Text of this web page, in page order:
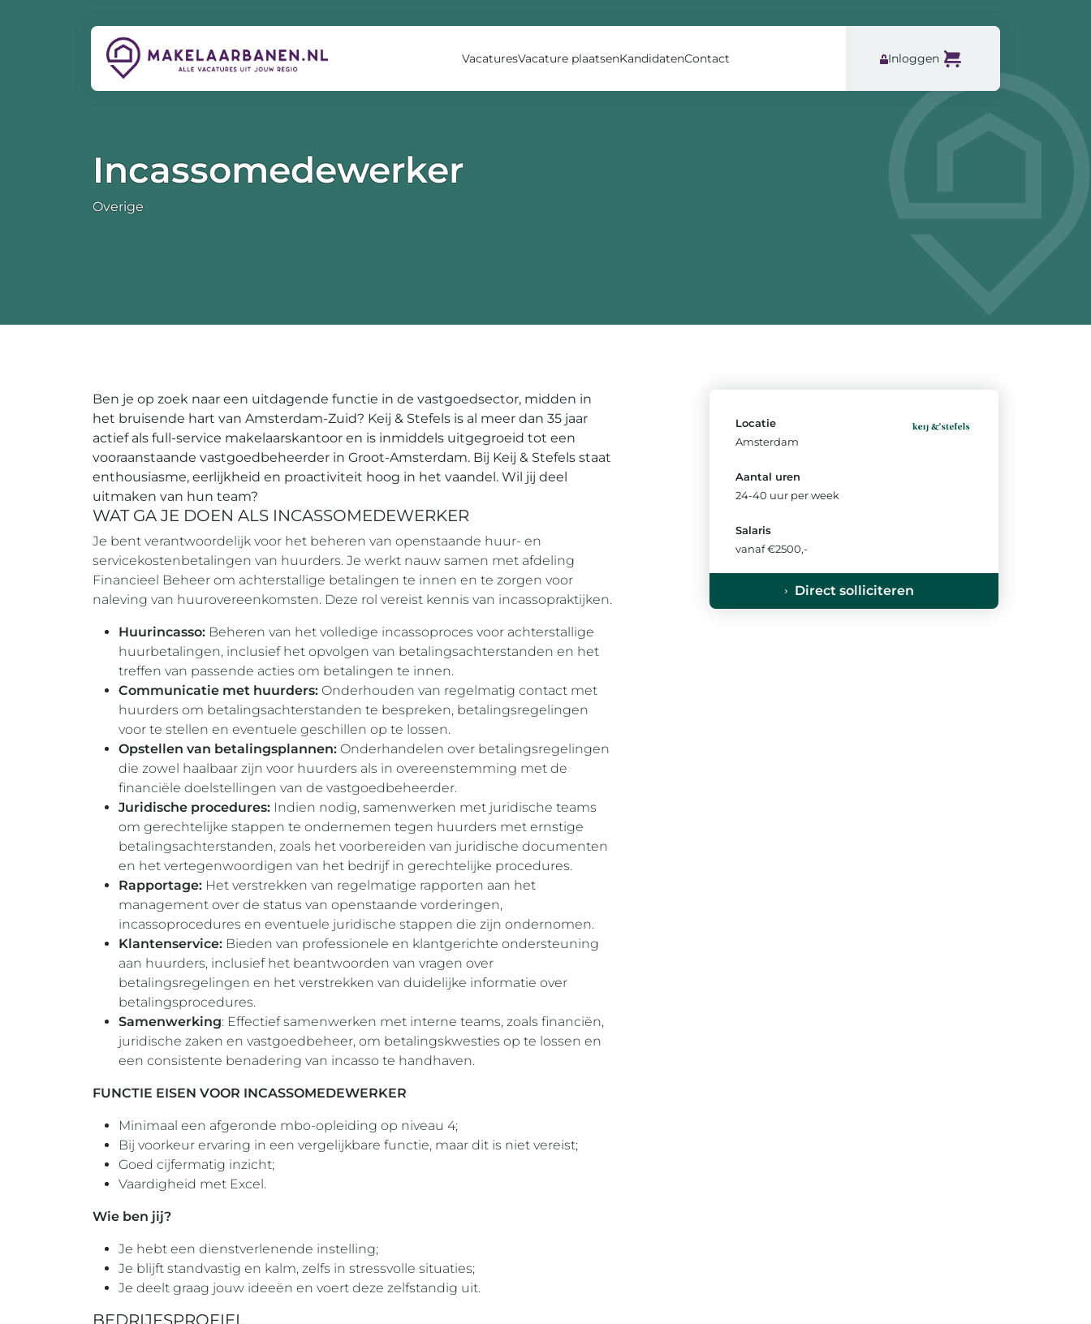
VacaturesVacature plaatsenKandidatenContact Inloggen
Incassomedewerker
Overige
Ben je op zoek naar een uitdagende functie in de vastgoedsector, midden in
het bruisende hart van Amsterdam-Zuid? Keij & Stefels is al meer dan 35 jaar
actief als full-service makelaarskantoor en is inmiddels uitgegroeid tot een
vooraanstaande vastgoedbeheerder in Groot-Amsterdam. Bij Keij & Stefels staat
enthousiasme, eerlijkheid en proactiviteit hoog in het vaandel. Wil jij deel
uitmaken van hun team?
WAT GA JE DOEN ALS INCASSOMEDEWERKER
Je bent verantwoordelijk voor het beheren van openstaande huur- en
servicekostenbetalingen van huurders. Je werkt nauw samen met afdeling
Financieel Beheer om achterstallige betalingen te innen en te zorgen voor
naleving van huurovereenkomsten. Deze rol vereist kennis van incassopraktijken.
Huurincasso: Beheren van het volledige incassoproces voor achterstallige
huurbetalingen, inclusief het opvolgen van betalingsachterstanden en het
treffen van passende acties om betalingen te innen.
Communicatie met huurders: Onderhouden van regelmatig contact met
huurders om betalingsachterstanden te bespreken, betalingsregelingen
voor te stellen en eventuele geschillen op te lossen.
Opstellen van betalingsplannen: Onderhandelen over betalingsregelingen
die zowel haalbaar zijn voor huurders als in overeenstemming met de
financiële doelstellingen van de vastgoedbeheerder.
Juridische procedures: Indien nodig, samenwerken met juridische teams
om gerechtelijke stappen te ondernemen tegen huurders met ernstige
betalingsachterstanden, zoals het voorbereiden van juridische documenten
en het vertegenwoordigen van het bedrijf in gerechtelijke procedures.
Rapportage: Het verstrekken van regelmatige rapporten aan het
management over de status van openstaande vorderingen,
incassoprocedures en eventuele juridische stappen die zijn ondernomen.
Klantenservice: Bieden van professionele en klantgerichte ondersteuning
aan huurders, inclusief het beantwoorden van vragen over
betalingsregelingen en het verstrekken van duidelijke informatie over
betalingsprocedures.
Samenwerking: Effectief samenwerken met interne teams, zoals financiën,
juridische zaken en vastgoedbeheer, om betalingskwesties op te lossen en
een consistente benadering van incasso te handhaven.
FUNCTIE EISEN VOOR INCASSOMEDEWERKER
Minimaal een afgeronde mbo-opleiding op niveau 4;
Bij voorkeur ervaring in een vergelijkbare functie, maar dit is niet vereist;
Goed cijfermatig inzicht;
Vaardigheid met Excel.
Wie ben jij?
Je hebt een dienstverlenende instelling;
Je blijft standvastig en kalm, zelfs in stressvolle situaties;
Je deelt graag jouw ideeën en voert deze zelfstandig uit.
BEDRIJFSPROFIEL
Locatie
Amsterdam
Aantal uren
24-40 uur per week
Salaris
vanaf €2500,-
Direct solliciteren